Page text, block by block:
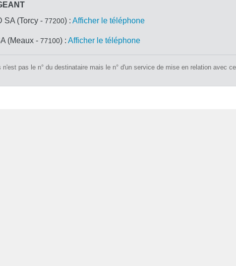
SA (Torcy - 77200) : Afficher le téléphone
(Meaux - 77100) : Afficher le téléphone
n'est pas le n° du destinataire mais le n° d'un service de mise en relation avec